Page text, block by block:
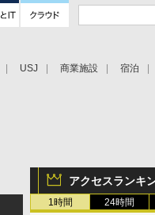
USJ 商業施設 宿泊
アクセスランキ
1時間 24時間